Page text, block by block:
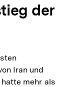
der
Iran und
mehr als